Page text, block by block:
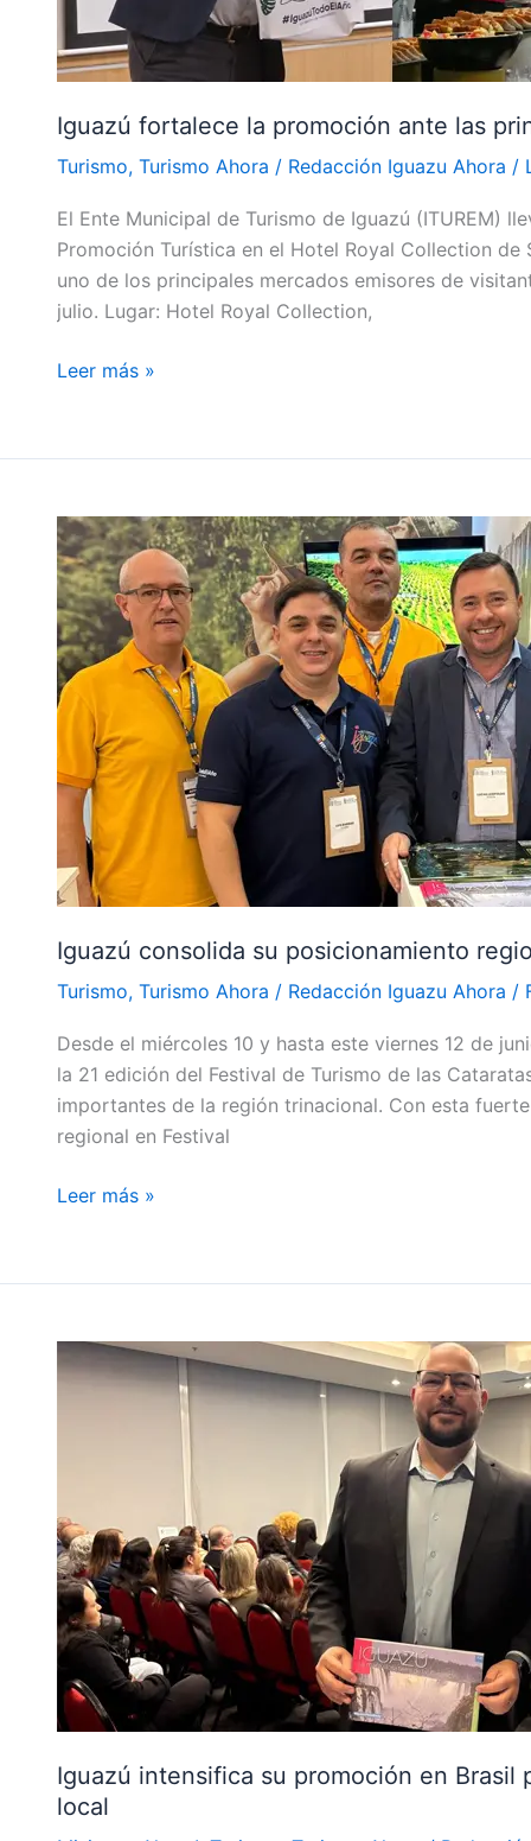
Iguazú fortalece la promoción ante las
Turismo, Turismo Ahora / Redacción Iguazu Ahora /
El Ente Municipal de Turismo de Iguazú (ITUREM)
Promoción Turística en el Hotel Royal Collection
uno de los principales mercados emisores de
julio. Lugar: Hotel Royal Collection,
Pablo
Leer más »
Iguazú consolida su posicionamiento
Turismo, Turismo Ahora / Redacción Iguazu Ahora /
Desde el miércoles 10 y hasta este viernes 12 de
la 21 edición del Festival de Turismo de las
importantes de la región trinacional. Con esta
regional en Festival
Iguazú
consolida
su
posicionamiento
regional
en
el
Festival
de
Turismo
las
Cataratas
Leer más »
Iguazú intensifica su promoción en
local
Iguazú
intensifica
para
reactivar
el
turismo
reforzar
el
local